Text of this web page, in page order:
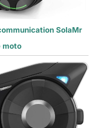
SolaMr
moto